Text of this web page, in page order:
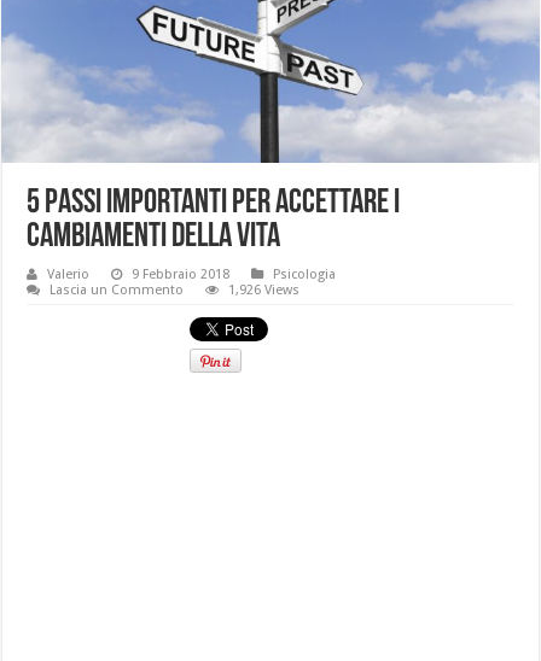
5 passi importanti per accettare i
cambiamenti della vita
Valerio 9 Febbraio 2018
Psicologia
Lascia un Commento
1,926 Views